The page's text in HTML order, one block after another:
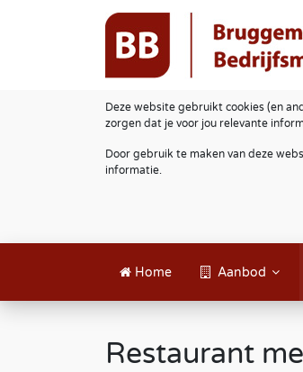
Deze website gebruikt cookies (en
zorgen dat je voor jou relevante
Door gebruik te maken van deze
informatie.
Home Aanbod
Restaurant